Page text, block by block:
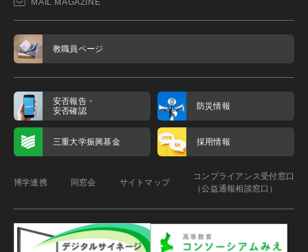
MAIL MAGAZINE
教職員ページ
安否報告・
安否確認
防災情報
三重大学振興基金 採用情報
博学連携 同窓会 サイトマップ
コンプライアンス受付窓口
（公益通報相談窓口）